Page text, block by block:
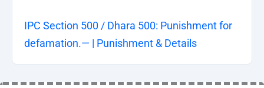
IPC Section 500 / Dhara 500: Punishment for
defamation.— | Punishment & Details